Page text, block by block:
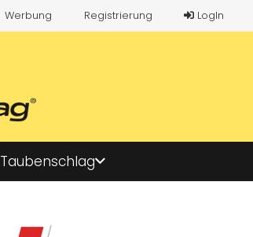
Werbung Registrierung LogIn
Taubenschlag